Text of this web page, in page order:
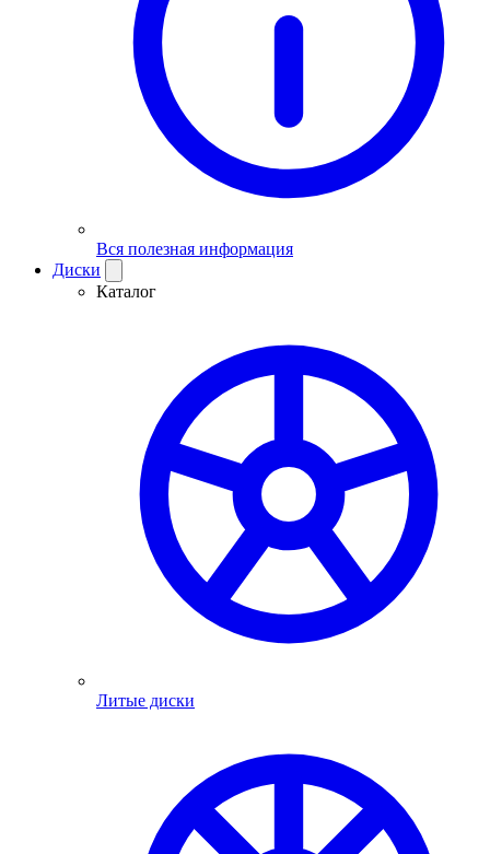
Вся полезная информация
Диски
Каталог
Литые диски